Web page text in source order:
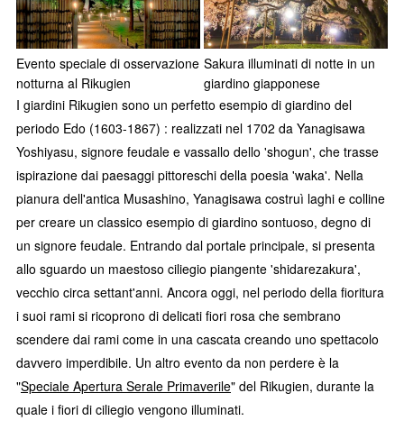
Evento speciale di osservazione
notturna al Rikugien
Sakura illuminati di notte in un
giardino giapponese
I giardini Rikugien sono un perfetto esempio di giardino del
periodo Edo (1603-1867) : realizzati nel 1702 da Yanagisawa
Yoshiyasu, signore feudale e vassallo dello 'shogun', che trasse
ispirazione dai paesaggi pittoreschi della poesia 'waka'. Nella
pianura dell'antica Musashino, Yanagisawa costruì laghi e colline
per creare un classico esempio di giardino sontuoso, degno di
un signore feudale. Entrando dal portale principale, si presenta
allo sguardo un maestoso ciliegio piangente 'shidarezakura',
vecchio circa settant'anni. Ancora oggi, nel periodo della fioritura
i suoi rami si ricoprono di delicati fiori rosa che sembrano
scendere dai rami come in una cascata creando uno spettacolo
davvero imperdibile. Un altro evento da non perdere è la
"Speciale Apertura Serale Primaverile" del Rikugien, durante la
quale i fiori di ciliegio vengono illuminati.